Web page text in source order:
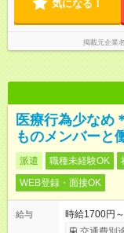
気になる！
掲載元企業名
医療行為少なめ
ものメンバーと
派遣 職種未経験OK
WEB登録・面接OK
給与
時給1700円